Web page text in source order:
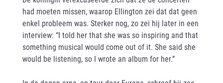
had moeten missen, waarop Ellington zei dat dat geen
enkel probleem was. Sterker nog, zo zei hij later in een
interview: “I told her that she was so inspiring and that
something musical would come out of it. She said she
would be listening, so I wrote an album for her.”